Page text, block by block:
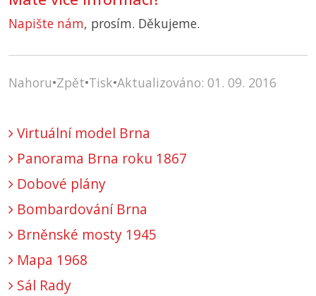
Napište nám, prosím. Děkujeme.
Nahoru•Zpět•Tisk•Aktualizováno: 01. 09. 2016
Virtuální model Brna
Panorama Brna roku 1867
Dobové plány
Bombardování Brna
Brněnské mosty 1945
Mapa 1968
Sál Rady